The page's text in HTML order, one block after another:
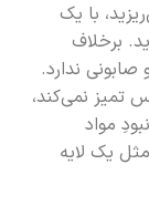
با یک
برخلاف
ندارد.
تمیز نمی‌کند،
مواد
یک لایه